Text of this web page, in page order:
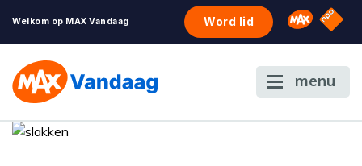
Welkom op MAX Vandaag Word lid Omroep
NPO
menu